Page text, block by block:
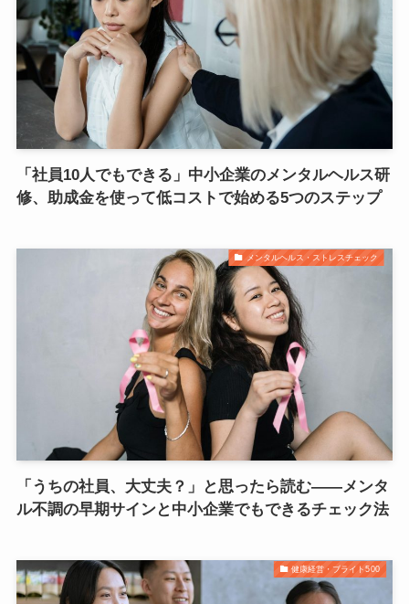
「社員10人でもできる」中小企業のメンタルヘルス研
修、助成金を使って低コストで始める5つのステップ
メンタルヘルス・ストレスチェック
「うちの社員、大丈夫？」と思ったら読む——メンタ
ル不調の早期サインと中小企業でもできるチェック法
健康経営・ブライト500